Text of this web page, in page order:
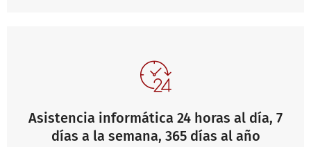
Asistencia informática 24 horas al día, 7
días a la semana, 365 días al año